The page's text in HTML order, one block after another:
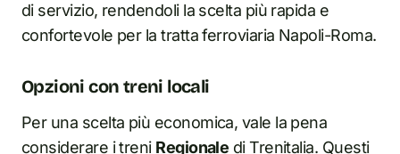
di servizio, rendendoli la scelta più rapida e
confortevole per la tratta ferroviaria Napoli-Roma.
Opzioni con treni locali
Per una scelta più economica, vale la pena
considerare i treni Regionale di Trenitalia. Questi